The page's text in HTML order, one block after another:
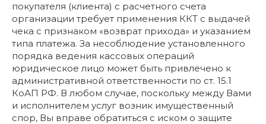
покупателя (клиента) с расчетного счета
организации требует применения ККТ с выдачей
чека с признаком «возврат прихода» и указанием
типа платежа. За несоблюдение установленного
порядка ведения кассовых операций
юридическое лицо может быть привлечено к
административной ответственности по ст. 15.1
КоАП РФ. В любом случае, поскольку между Вами
и исполнителем услуг возник имущественный
спор, Вы вправе обратиться с иском о защите